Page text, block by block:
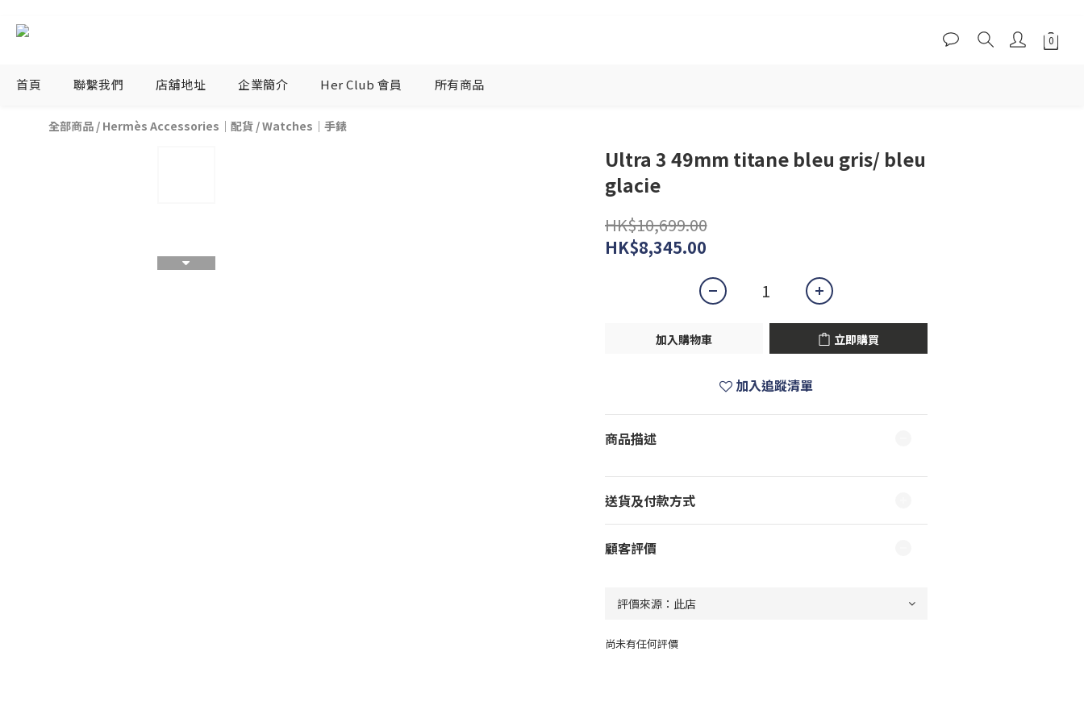
首頁 聯繫我們 店舖地址 企業簡介 Her Club 會員 所有商品
全部商品 / Hermès Accessories｜配貨 /Watches｜手錶
Ultra 3 49mm titane bleu gris/ bleu
glacie
HK$10,699.00
HK$8,345.00
加入購物車 立即購買
加入追蹤清單
商品描述
送貨及付款方式
顧客評價
尚未有任何評價